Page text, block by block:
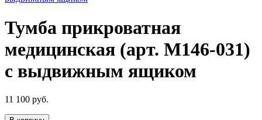
Тумба прикроватная
медицинская (арт. М146-031)
с выдвижным ящиком
11 100 руб.